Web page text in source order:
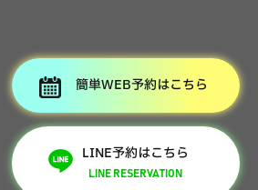
簡単WEB予約はこちら
LINE予約はこちら
LINE RESERVATION